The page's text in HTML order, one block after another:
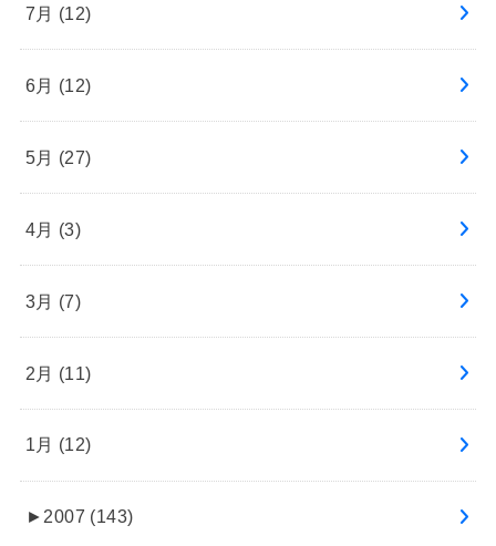
7月 (12)
6月 (12)
5月 (27)
4月 (3)
3月 (7)
2月 (11)
1月 (12)
► 2007 (143)